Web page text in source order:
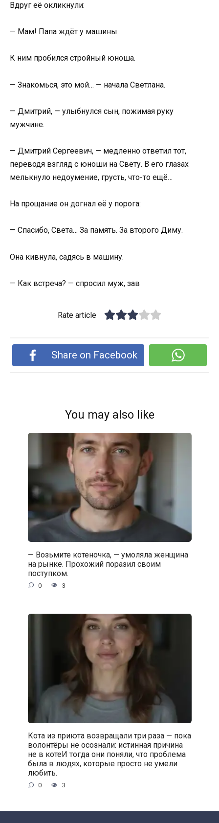
Вдруг её окликнули:
— Мам! Папа ждёт у машины.
К ним пробился стройный юноша.
— Знакомься, это мой… — начала Светлана.
— Дмитрий, — улыбнулся сын, пожимая руку
мужчине.
— Дмитрий Сергеевич, — медленно ответил тот,
переводя взгляд с юноши на Свету. В его глазах
мелькнуло недоумение, грусть, что-то ещё…
На прощание он догнал её у порога:
— Спасибо, Света… За память. За второго Диму.
Она кивнула, садясь в машину.
— Как встреча? — спросил муж, зав
Rate article
Share on Facebook
You may also like
— Возьмите котеночка, — умоляла женщина
на рынке. Прохожий поразил своим
поступком.
0 3
Кота из приюта возвращали три раза — пока
волонтёры не осознали: истинная причина
не в котеИ тогда они поняли, что проблема
была в людях, которые просто не умели
любить.
0 3